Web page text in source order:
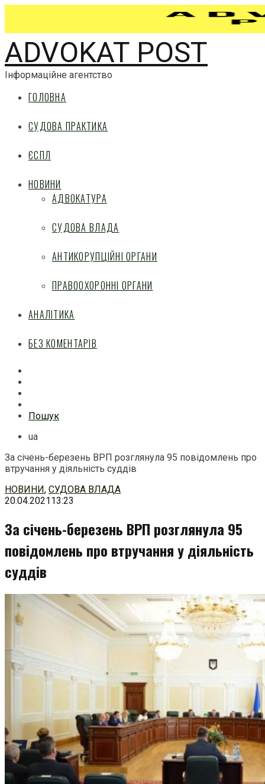
ADVOKAT POST
Інформаційне агентство
ГОЛОВНА
СУДОВА ПРАКТИКА
ЄСПЛ
НОВИНИ
АДВОКАТУРА
СУДОВА ВЛАДА
АНТИКОРУПЦІЙНІ ОРГАНИ
ПРАВООХОРОННІ ОРГАНИ
АНАЛІТИКА
БЕЗ КОМЕНТАРІВ
Пошук
ua
За січень-березень ВРП розглянула 95 повідомлень про
втручання у діяльність суддів
Перейти
до
НОВИНИ, СУДОВА ВЛАДА
20.04.202113:23
За січень-березень ВРП розглянула 95
повідомлень про втручання у діяльність
суддів